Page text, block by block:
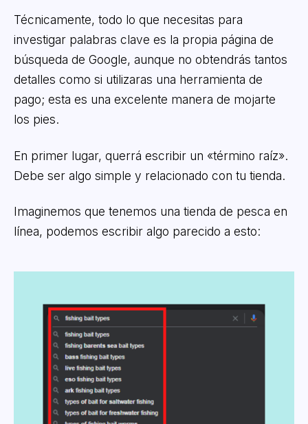
Técnicamente, todo lo que necesitas para
investigar palabras clave es la propia página de
búsqueda de Google, aunque no obtendrás tantos
detalles como si utilizaras una herramienta de
pago; esta es una excelente manera de mojarte
los pies.
En primer lugar, querrá escribir un «término raíz».
Debe ser algo simple y relacionado con tu tienda.
Imaginemos que tenemos una tienda de pesca en
línea, podemos escribir algo parecido a esto: